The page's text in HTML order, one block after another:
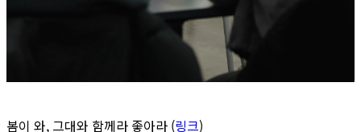
봄이 와, 그대와 함께라 좋아라 (링크)